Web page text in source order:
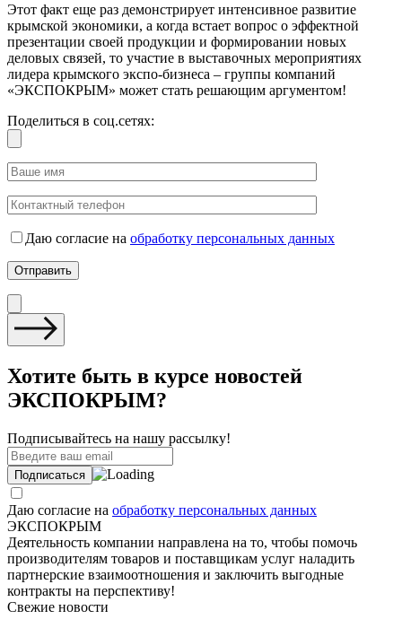
Этот факт еще раз демонстрирует интенсивное развитие
крымской экономики, а когда встает вопрос о эффектной
презентации своей продукции и формировании новых
деловых связей, то участие в выставочных мероприятиях
лидера крымского экспо-бизнеса – группы компаний
«ЭКСПОКРЫМ» может стать решающим аргументом!
Поделиться в соц.сетях:
Даю согласие на обработку персональных данных
Хотите быть в курсе новостей
ЭКСПОКРЫМ?
Подписывайтесь на нашу рассылку!
Даю согласие на обработку персональных данных
ЭКСПОКРЫМ
Деятельность компании направлена на то, чтобы помочь
производителям товаров и поставщикам услуг наладить
партнерские взаимоотношения и заключить выгодные
контракты на перспективу!
Свежие новости